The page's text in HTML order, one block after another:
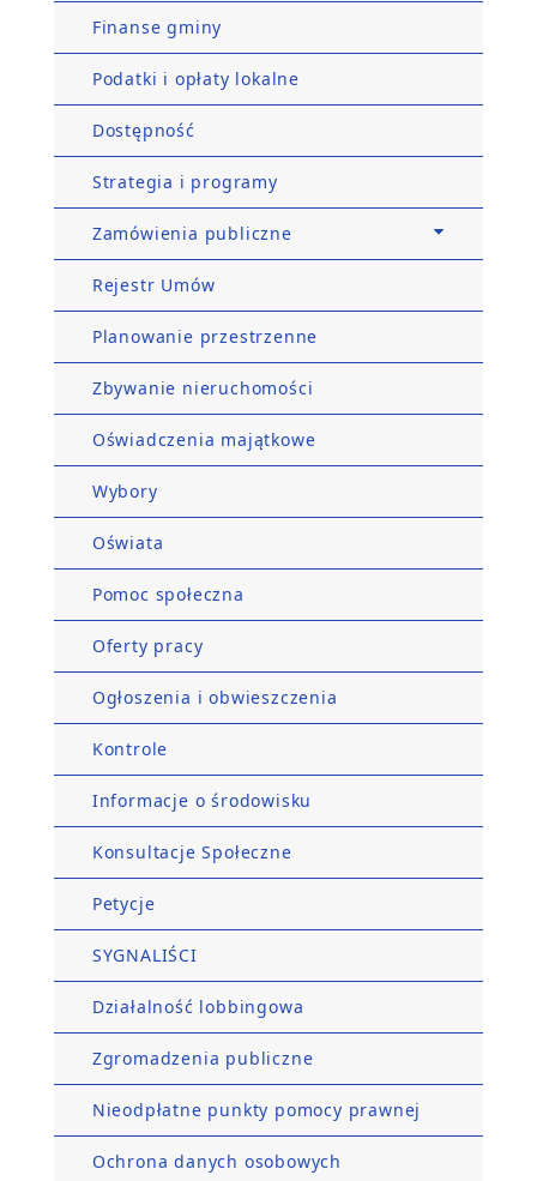
Finanse gminy
Podatki i opłaty lokalne
Dostępność
Strategia i programy
Zamówienia publiczne
Rejestr Umów
Planowanie przestrzenne
Zbywanie nieruchomości
Oświadczenia majątkowe
Wybory
Oświata
Pomoc społeczna
Oferty pracy
Ogłoszenia i obwieszczenia
Kontrole
Informacje o środowisku
Konsultacje Społeczne
Petycje
SYGNALIŚCI
Działalność lobbingowa
Zgromadzenia publiczne
Nieodpłatne punkty pomocy prawnej
Ochrona danych osobowych